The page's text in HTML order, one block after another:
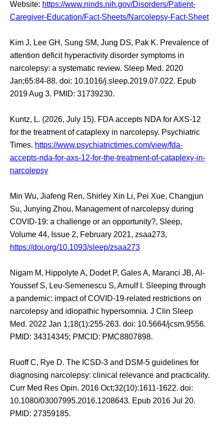
Website: https://www.ninds.nih.gov/Disorders/Patient-
Caregiver-Education/Fact-Sheets/Narcolepsy-Fact-Sheet
Kim J, Lee GH, Sung SM, Jung DS, Pak K. Prevalence of
attention deficit hyperactivity disorder symptoms in
narcolepsy: a systematic review. Sleep Med. 2020
Jan;65:84-88. doi: 10.1016/j.sleep.2019.07.022. Epub
2019 Aug 3. PMID: 31739230.
Kuntz, L. (2026, July 15). FDA accepts NDA for AXS-12
for the treatment of cataplexy in narcolepsy. Psychiatric
Times. https://www.psychiatrictimes.com/view/fda-
accepts-nda-for-axs-12-for-the-treatment-of-cataplexy-in-
narcolepsy
Min Wu, Jiafeng Ren, Shirley Xin Li, Pei Xue, Changjun
Su, Junying Zhou, Management of narcolepsy during
COVID-19: a challenge or an opportunity?, Sleep,
Volume 44, Issue 2, February 2021, zsaa273,
https://doi.org/10.1093/sleep/zsaa273
Nigam M, Hippolyte A, Dodet P, Gales A, Maranci JB, Al-
Youssef S, Leu-Semenescu S, Arnulf I. Sleeping through
a pandemic: impact of COVID-19-related restrictions on
narcolepsy and idiopathic hypersomnia. J Clin Sleep
Med. 2022 Jan 1;18(1):255-263. doi: 10.5664/jcsm.9556.
PMID: 34314345; PMCID: PMC8807898.
Ruoff C, Rye D. The ICSD-3 and DSM-5 guidelines for
diagnosing narcolepsy: clinical relevance and practicality.
Curr Med Res Opin. 2016 Oct;32(10):1611-1622. doi:
10.1080/03007995.2016.1208643. Epub 2016 Jul 20.
PMID: 27359185.